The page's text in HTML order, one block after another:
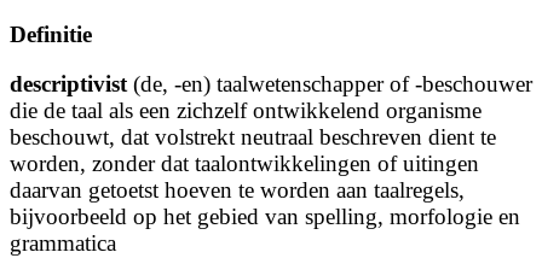
Definitie
descriptivist (de, -en) taalwetenschapper of -beschouwer
die de taal als een zichzelf ontwikkelend organisme
beschouwt, dat volstrekt neutraal beschreven dient te
worden, zonder dat taalontwikkelingen of uitingen
daarvan getoetst hoeven te worden aan taalregels,
bijvoorbeeld op het gebied van spelling, morfologie en
grammatica